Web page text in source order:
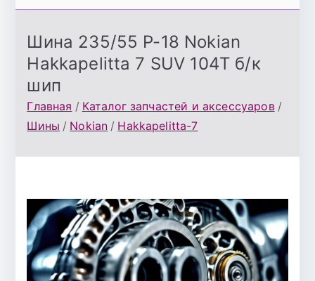
Шина 235/55 Р-18 Nokian
Hakkapelitta 7 SUV 104T б/к
шип
Главная
Каталог запчастей и аксессуаров
Шины
Nokian Hakkapelitta-7